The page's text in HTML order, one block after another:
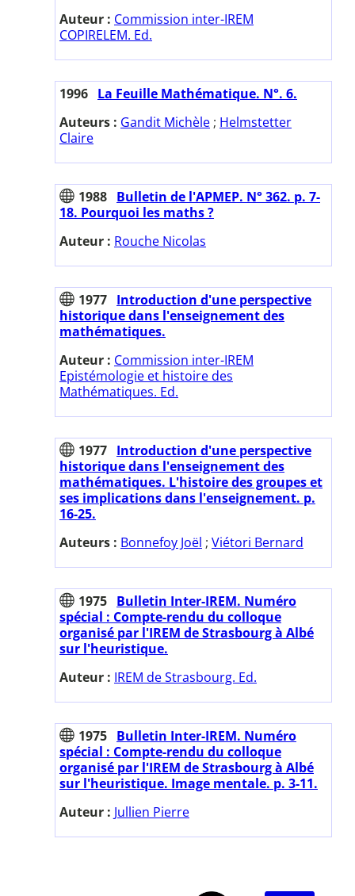
Auteur : Commission inter-IREM
COPIRELEM. Ed.
1996 La Feuille Mathématique. N°. 6.
Auteurs : Gandit Michèle ; Helmstetter
Claire
1988 Bulletin de l'APMEP. N° 362. p. 7-
18. Pourquoi les maths ?
Auteur : Rouche Nicolas
1977 Introduction d'une perspective
historique dans l'enseignement des
mathématiques.
Auteur : Commission inter-IREM
Epistémologie et histoire des
Mathématiques. Ed.
1977 Introduction d'une perspective
historique dans l'enseignement des
mathématiques. L'histoire des groupes et
ses implications dans l'enseignement. p.
16-25.
Auteurs : Bonnefoy Joël ; Viétori Bernard
1975 Bulletin Inter-IREM. Numéro
spécial : Compte-rendu du colloque
organisé par l'IREM de Strasbourg à Albé
sur l'heuristique.
Auteur : IREM de Strasbourg. Ed.
1975 Bulletin Inter-IREM. Numéro
spécial : Compte-rendu du colloque
organisé par l'IREM de Strasbourg à Albé
sur l'heuristique. Image mentale. p. 3-11.
Auteur : Jullien Pierre